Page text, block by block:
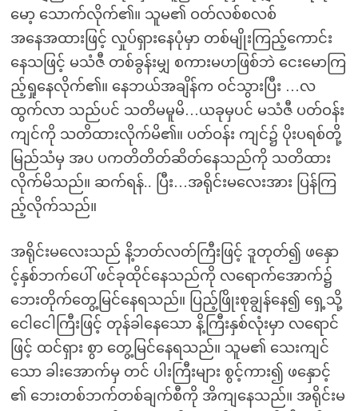
မော့ သောက်လိုက်၏။ သူမ၏ ဝတ်လစ်စလစ်
အနေအထားဖြင့် လှုပ်ရှားနေပုံမှာ တစ်မျိုးကြည့်ကောင်း
နေသဖြင့် မသံဇီ တစ်ခွန်းမျှ စကားမဟဖြစ်ဘဲ ငေးမောကြ
ည့်ရှုနေလိုက်၏။ နေဘယ်အချိန်က ဝင်သွားပြီး …လ
ထွက်လာ သည်ပင် သတိမမူမိ…ယခုမှပင် မသံဇီ ပတ်ဝန်း
ကျင်ကို သတိထားလိုက်မိ၏။ ပတ်ဝန်း ကျင်၌ ပိုးပရစ်တို့
မြည်သံမှ အပ ပကတိတိတ်ဆိတ်နေသည်ကို သတိထား
လိုက်မိသည်။ ဆက်ရန်.. ပြီး…အရိုင်းမလေးအား ပြန်ကြ
ည့်လိုက်သည်။
အရိုင်းမလေးသည် နိ့ဘတ်လတ်ကြီးဖြင့် ဒူတုတ်၍ ဖနှော
င့်နှစ်ဘက်ပေါ် ဖင်ခုထိုင်နေသည်ကို လရောက်အောက်၌
ဘေးတိုက်တွေ့မြင်နေရသည်။ ပြည့်ဖြိုးစုချွန်နေ၍ ရှေ့သို့
ငေါငေါကြီးဖြင့် တုန်ခါနေသော နိ့ကြီးနှစ်လုံးမှာ လရောင်
ဖြင့် ထင်ရှား စွာ တွေ့မြင်နေရသည်။ သူမ၏ သေးကျင်
သော ခါးအောက်မှ တင် ပါးကြီးများ စွင့်ကား၍ ဖနှောင့်
၏ ဘေးတစ်ဘက်တစ်ချက်စီကို အိကျနေသည်။ အရိုင်းမ